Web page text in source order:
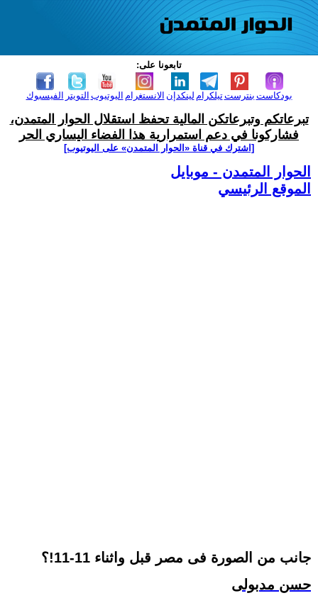
تابعونا على:
الفيسبوك التويتر اليوتيوب الانستغرام لينكدإن تيلكرامبنترست بودكاست
تبرعاتكم وتبرعاتكن المالية تحفظ استقلال الحوار المتمدن،
فشاركونا في دعم استمرارية هذا الفضاء اليساري الحر
[اشترك في قناة ‫«الحوار المتمدن» على اليوتيوب]
الحوار المتمدن - موبايل
الموقع الرئيسي
جانب من الصورة فى مصر قبل واثناء 11-11!؟
حسن مدبولى